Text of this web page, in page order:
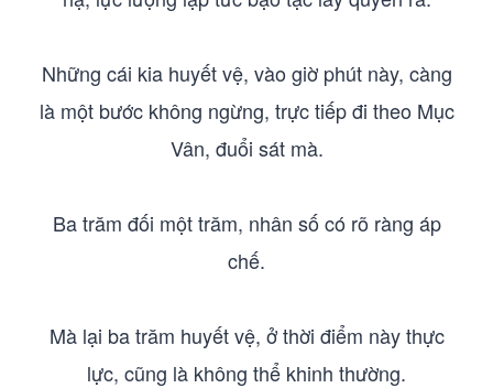
Những cái kia huyết vệ, vào giờ phút này, càng
là một bước không ngừng, trực tiếp đi theo Mục
Vân, đuổi sát mà.
Ba trăm đối một trăm, nhân số có rõ ràng áp
chế.
Mà lại ba trăm huyết vệ, ở thời điểm này thực
lực, cũng là không thể khinh thường.